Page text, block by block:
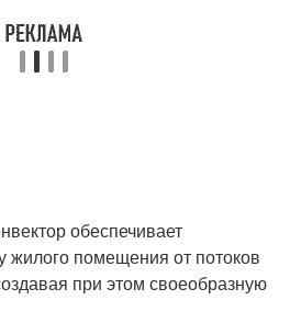
обеспечивает
помещения от потоков
при этом своеобразную